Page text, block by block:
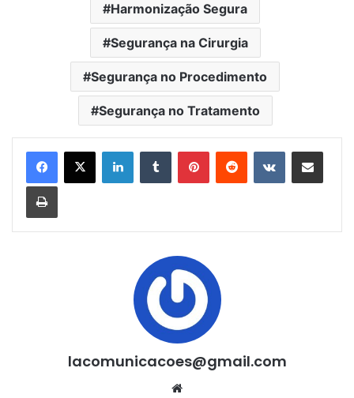
Harmonização Segura
Segurança na Cirurgia
Segurança no Procedimento
Segurança no Tratamento
LinkedinTumblr PinterestReddit VK Compartilhar via e-mail
Imprimir
lacomunicacoes@gmail.com